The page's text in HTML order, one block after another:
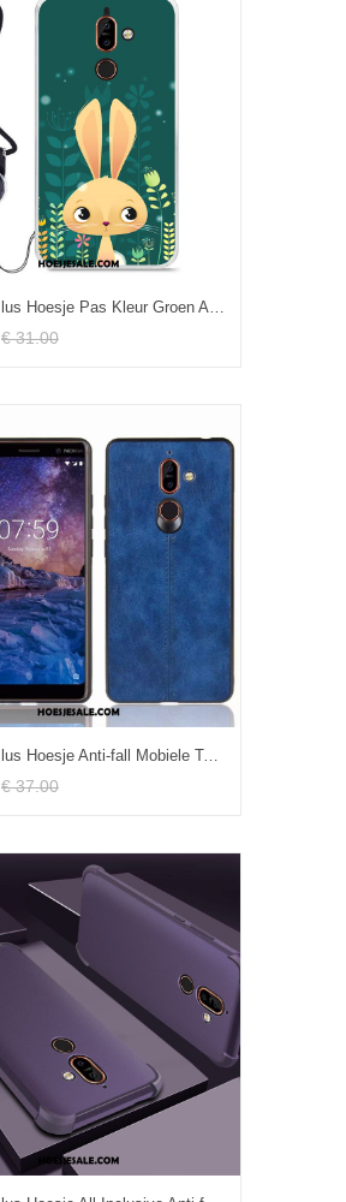
Nokia 7 Plus Hoesje Pas Kleur Groen All Inclusive Mobiele Telefoon Kopen
€ 31.00
Nokia 7 Plus Hoesje Anti-fall Mobiele Telefoon Hoes Bescherming Blauw Kopen
€ 37.00